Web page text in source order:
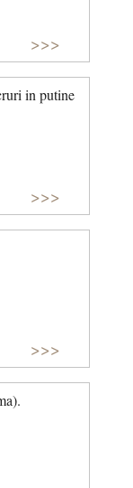
>>>
in putine
>>>
>>>